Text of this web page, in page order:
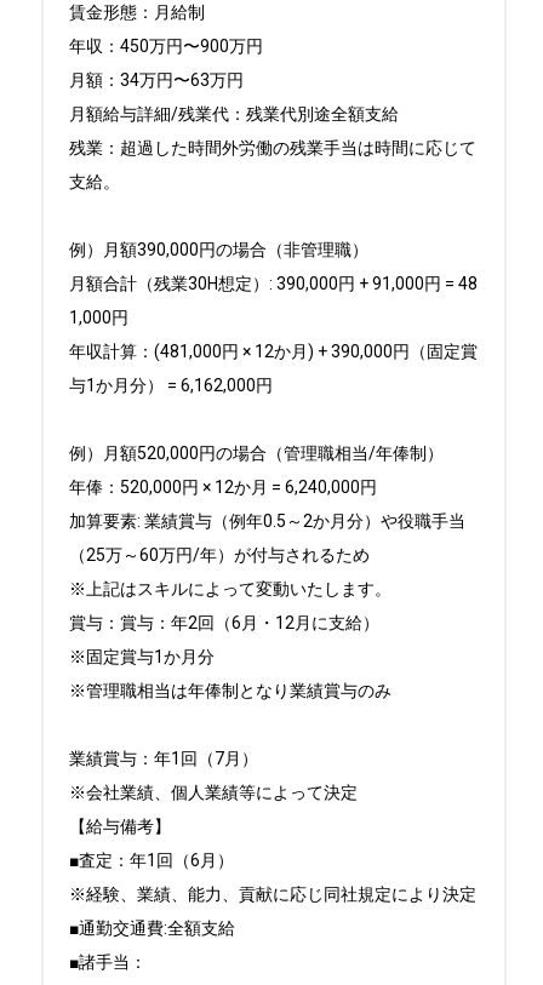
賃金形態：月給制
年収：450万円〜900万円
月額：34万円〜63万円
月額給与詳細/残業代：残業代別途全額支給
残業：超過した時間外労働の残業手当は時間に応じて
支給。
例）月額390,000円の場合（非管理職）
月額合計（残業30H想定）: 390,000円 + 91,000円 = 48
1,000円
年収計算：(481,000円 × 12か月) + 390,000円（固定賞
与1か月分） = 6,162,000円
例）月額520,000円の場合（管理職相当/年俸制）
年俸：520,000円 × 12か月 = 6,240,000円
加算要素: 業績賞与（例年0.5～2か月分）や役職手当
（25万～60万円/年）が付与されるため
※上記はスキルによって変動いたします。
賞与：賞与：年2回（6月・12月に支給）
※固定賞与1か月分
※管理職相当は年俸制となり業績賞与のみ
業績賞与：年1回（7月）
※会社業績、個人業績等によって決定
【給与備考】
■査定：年1回（6月）
※経験、業績、能力、貢献に応じ同社規定により決定
■通勤交通費:全額支給
■諸手当：